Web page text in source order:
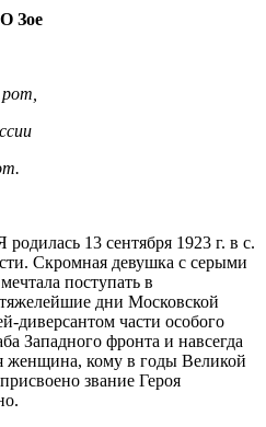
О Зое
13 сентября 1923 г. в с.
Скромная девушка с серыми
поступать в
дни Московской
диверсантом части особого
Западного фронта и навсегда
женщина, кому в годы Великой
звание Героя